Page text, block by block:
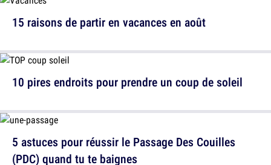
15 raisons de partir en vacances en août
5 astuces pour réussir le Passage Des Couilles
(PDC) quand tu te baignes
10 pires endroits pour prendre un coup de soleil